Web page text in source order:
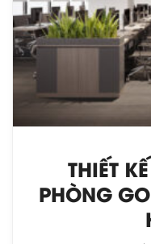
THIẾT
PHÒNG